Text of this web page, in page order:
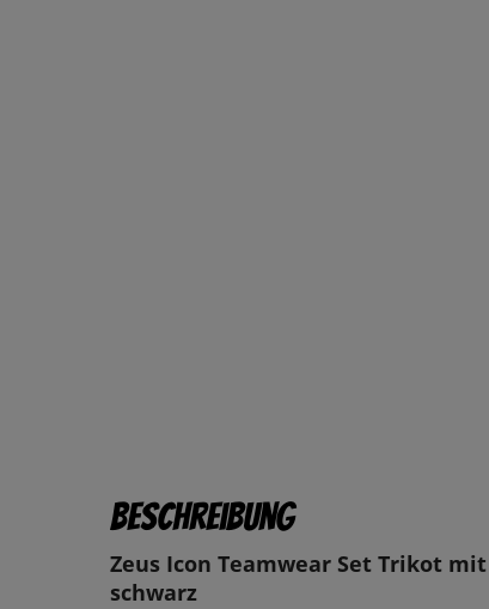
Beschreibung
Zeus Icon Teamwear Set Trikot
schwarz